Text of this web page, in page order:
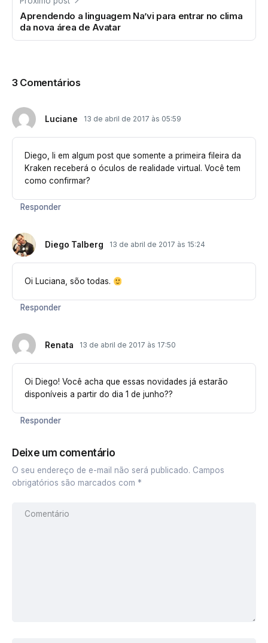
Aprendendo a linguagem Na’vi para entrar no clima
da nova área de Avatar
3 Comentários
Luciane 13 de abril de 2017 às 05:59
Diego, li em algum post que somente a primeira fileira da
Kraken receberá o óculos de realidade virtual. Você tem
como confirmar?
Responder
Diego Talberg 13 de abril de 2017 às 15:24
Oi Luciana, sõo todas.
Responder
Renata 13 de abril de 2017 às 17:50
Oi Diego! Você acha que essas novidades já estarão
disponíveis a partir do dia 1 de junho??
Responder
Deixe um comentário
O seu endereço de e-mail não será publicado. Campos
obrigatórios são marcados com *